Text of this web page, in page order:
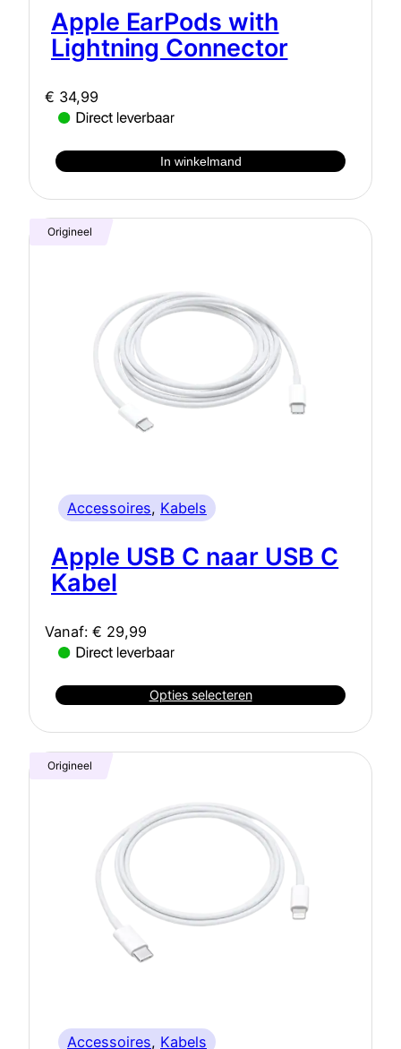
Apple EarPods with
Lightning Connector
€ 34,99
In winkelmand
Origineel
Accessoires, Kabels
Apple USB C naar USB C
Kabel
Vanaf: € 29,99
Opties selecteren
Origineel
Accessoires, Kabels